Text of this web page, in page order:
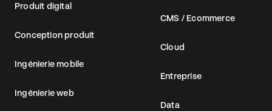
Produit digital
Conception produit
Ingénierie mobile
Ingénierie web
CMS / Ecommerce
Cloud
Entreprise
Data